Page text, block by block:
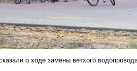
о ходе замены ветхого